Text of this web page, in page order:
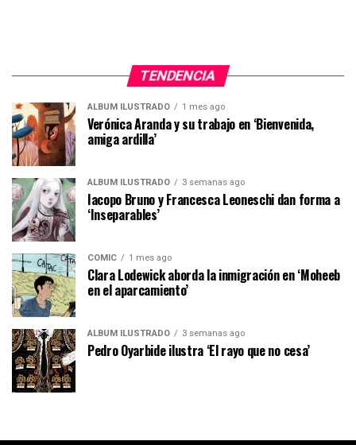
TENDENCIA
ÁLBUM ILUSTRADO 1 mes ago
Verónica Aranda y su trabajo en ‘Bienvenida,
amiga ardilla’
ÁLBUM ILUSTRADO 3 semanas ago
Iacopo Bruno y Francesca Leoneschi dan forma a
‘Inseparables’
CÓMIC 1 mes ago
Clara Lodewick aborda la inmigración en ‘Moheeb
en el aparcamiento’
ÁLBUM ILUSTRADO 3 semanas ago
Pedro Oyarbide ilustra ‘El rayo que no cesa’